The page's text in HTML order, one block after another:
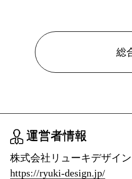
総
運営者情報
株式会社リューキデザイン
https://ryuki-design.jp/